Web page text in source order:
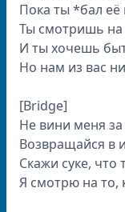
Пока ты *бал её
Ты смотришь на
И ты хочешь
Но нам из вас
[Bridge]
Не вини меня
Возвращайся в
Скажи суке,
Я смотрю на то,